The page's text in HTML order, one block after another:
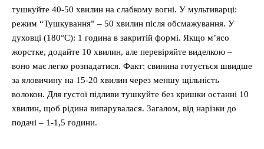
тушкуйте 40-50 хвилин на слабкому вогні. У мультиварці:
режим “Тушкування” – 50 хвилин після обсмажування. У
духовці (180°C): 1 година в закритій формі. Якщо м’ясо
жорстке, додайте 10 хвилин, але перевіряйте виделкою –
воно має легко розпадатися. Факт: свинина готується швидше
за яловичину на 15-20 хвилин через меншу щільність
волокон. Для густої підливи тушкуйте без кришки останні 10
хвилин, щоб рідина випарувалася. Загалом, від нарізки до
подачі – 1-1,5 години.